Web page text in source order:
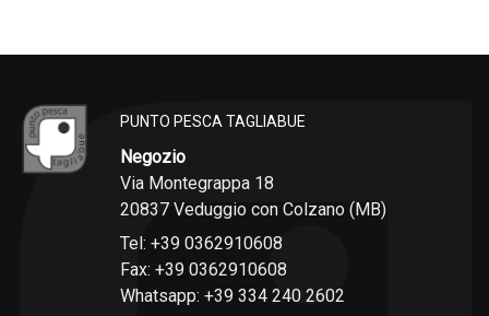
PUNTO PESCA TAGLIABUE
Negozio
Via Montegrappa 18
20837 Veduggio con Colzano (MB)
Tel: +39 0362910608
Fax: +39 0362910608
Whatsapp: +39 334 240 2602